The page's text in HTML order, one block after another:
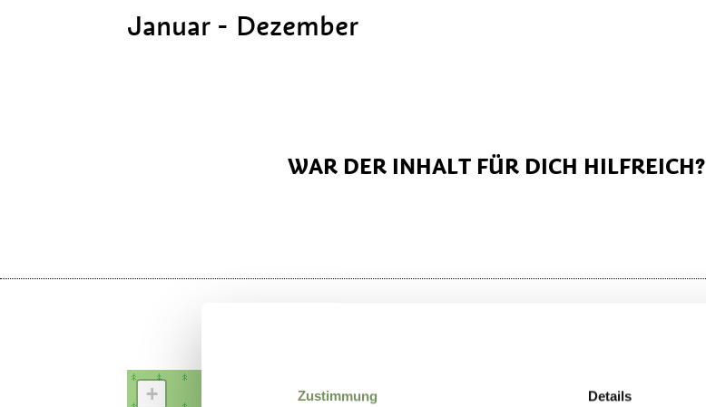
Zustimmung Details
Januar - Dezember
WAR DER INHALT FÜR DICH HILFREICH?
+